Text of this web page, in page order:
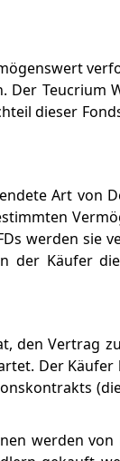
Teucrium
dieser
Art von
werden sie
der Käufer
den Vertrag
Der Käufer
werden von